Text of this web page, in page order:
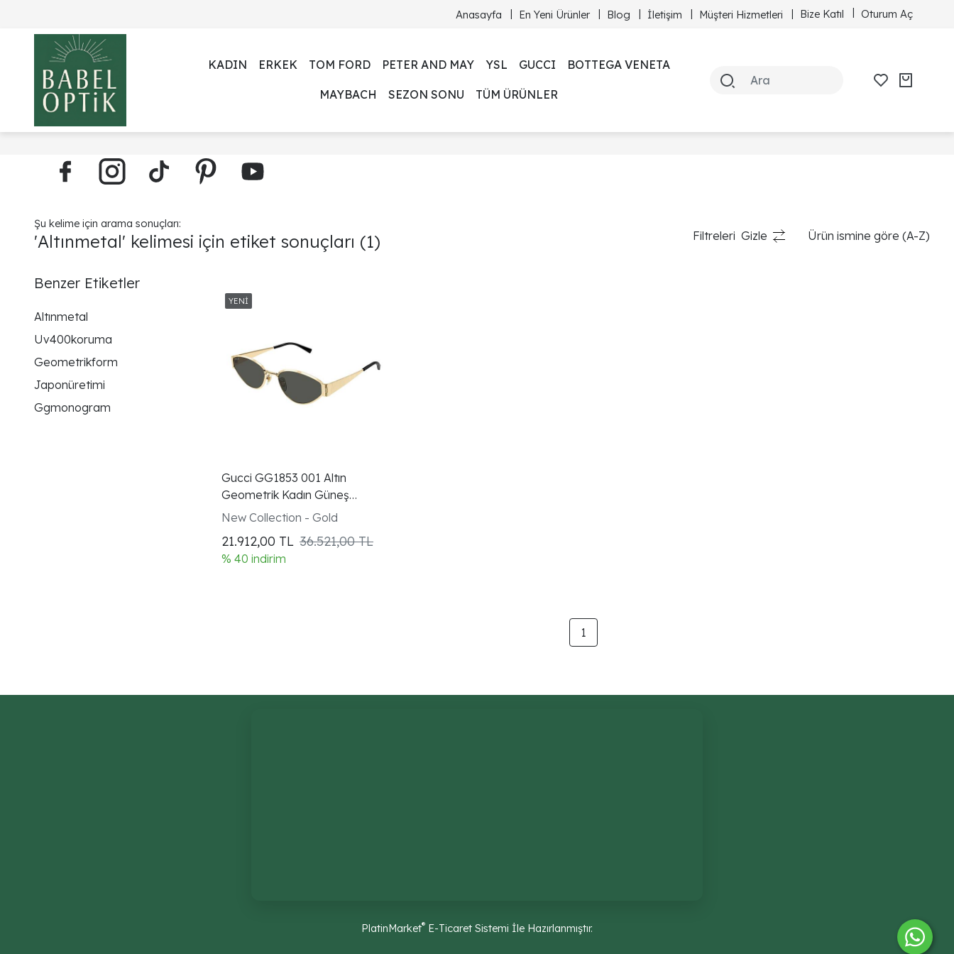
Anasayfa En Yeni Ürünler Blog İletişim Müşteri Hizmetleri Bize Katıl Oturum Aç
KADIN ERKEK TOM FORD PETER AND MAY YSL GUCCI BOTTEGA VENETA
MAYBACH SEZON SONU TÜM ÜRÜNLER
Şu kelime için arama sonuçları:
'Altınmetal' kelimesi için etiket sonuçları (1) Filtreleri Gizle Ürün ismine göre (A-Z)
Benzer Etiketler
Altınmetal
Uv400koruma
Geometrikform
Japonüretimi
Ggmonogram
Gucci GG1853 001 Altın
Geometrik Kadın Güneş
Gözlüğü
New Collection - Gold
21.912,00 TL 36.521,00 TL
% 40 indirim
1
PlatinMarket® E-Ticaret Sistemi İle Hazırlanmıştır.